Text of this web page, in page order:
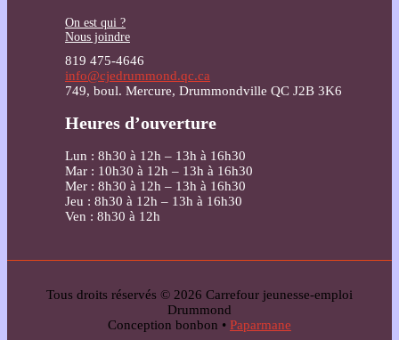
On est qui ?
Nous joindre
819 475-4646
info@cjedrummond.qc.ca
749, boul. Mercure, Drummondville QC J2B 3K6
Heures d’ouverture
Lun : 8h30 à 12h – 13h à 16h30
Mar : 10h30 à 12h – 13h à 16h30
Mer : 8h30 à 12h – 13h à 16h30
Jeu : 8h30 à 12h – 13h à 16h30
Ven : 8h30 à 12h
Tous droits réservés © 2026 Carrefour jeunesse-emploi
Drummond
Conception bonbon • Paparmane